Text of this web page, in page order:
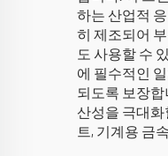
하는 산업적
히 제조되어
도 사용할 수
에 필수적인
되도록 보장
산성을 극대화
트, 기계용 금